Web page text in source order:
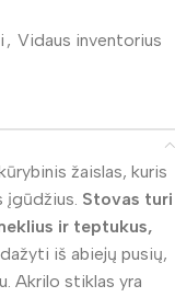
, Vidaus inventorius
žaislas, kuris
įgūdžius. Stovas turi
ir teptukus,
iš abiejų pusių,
Akrilo stiklas yra